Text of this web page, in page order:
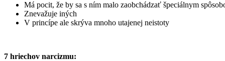
Má pocit, že by sa s ním malo zaobchádzať špeciálnym
Znevažuje iných
V princípe ale skrýva mnoho utajenej neistoty
7 hriechov narcizmu: